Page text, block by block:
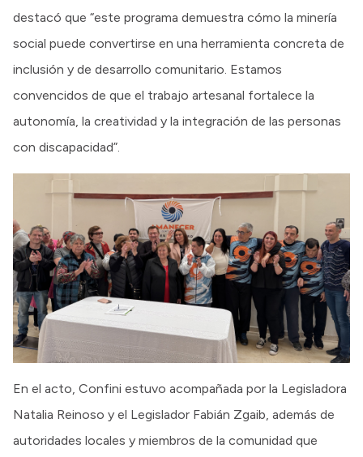
destacó que “este programa demuestra cómo la minería
social puede convertirse en una herramienta concreta de
inclusión y de desarrollo comunitario. Estamos
convencidos de que el trabajo artesanal fortalece la
autonomía, la creatividad y la integración de las personas
con discapacidad”.
En el acto, Confini estuvo acompañada por la Legisladora
Natalia Reinoso y el Legislador Fabián Zgaib, además de
autoridades locales y miembros de la comunidad que